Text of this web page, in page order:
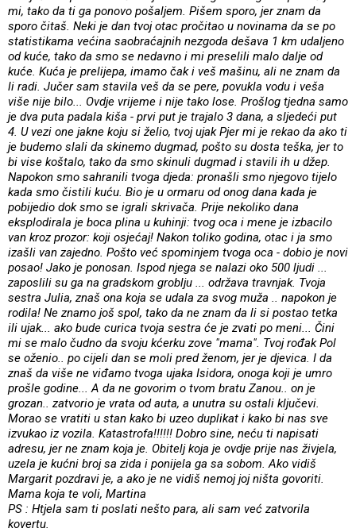
mi, tako da ti ga ponovo pošaljem. Pišem sporo, jer znam da
sporo čitaš. Neki je dan tvoj otac pročitao u novinama da se po
statistikama većina saobraćajnih nezgoda dešava 1 km udaljeno
od kuće, tako da smo se nedavno i mi preselili malo dalje od
kuće. Kuća je prelijepa, imamo čak i veš mašinu, ali ne znam da
li radi. Jučer sam stavila veš da se pere, povukla vodu i veša
više nije bilo... Ovdje vrijeme i nije tako lose. Prošlog tjedna samo
je dva puta padala kiša - prvi put je trajalo 3 dana, a sljedeći put
4. U vezi one jakne koju si želio, tvoj ujak Pjer mi je rekao da ako ti
je budemo slali da skinemo dugmad, pošto su dosta teška, jer to
bi vise koštalo, tako da smo skinuli dugmad i stavili ih u džep.
Napokon smo sahranili tvoga djeda: pronašli smo njegovo tijelo
kada smo čistili kuću. Bio je u ormaru od onog dana kada je
pobijedio dok smo se igrali skrivača. Prije nekoliko dana
eksplodirala je boca plina u kuhinji: tvog oca i mene je izbacilo
van kroz prozor: koji osjećaj! Nakon toliko godina, otac i ja smo
izašli van zajedno. Pošto već spominjem tvoga oca - dobio je novi
posao! Jako je ponosan. Ispod njega se nalazi oko 500 ljudi ...
zaposlili su ga na gradskom groblju ... održava travnjak. Tvoja
sestra Julia, znaš ona koja se udala za svog muža .. napokon je
rodila! Ne znamo još spol, tako da ne znam da li si postao tetka
ili ujak... ako bude curica tvoja sestra će je zvati po meni... Čini
mi se malo čudno da svoju kćerku zove "mama". Tvoj rođak Pol
se oženio.. po cijeli dan se moli pred ženom, jer je djevica. I da
znaš da više ne viđamo tvoga ujaka Isidora, onoga koji je umro
prošle godine... A da ne govorim o tvom bratu Zanou.. on je
grozan.. zatvorio je vrata od auta, a unutra su ostali ključevi.
Morao se vratiti u stan kako bi uzeo duplikat i kako bi nas sve
izvukao iz vozila. Katastrofa!!!!!! Dobro sine, neću ti napisati
adresu, jer ne znam koja je. Obitelj koja je ovdje prije nas živjela,
uzela je kućni broj sa zida i ponijela ga sa sobom. Ako vidiš
Margarit pozdravi je, a ako je ne vidiš nemoj joj ništa govoriti.
Mama koja te voli, Martina
PS : Htjela sam ti poslati nešto para, ali sam već zatvorila
kovertu.